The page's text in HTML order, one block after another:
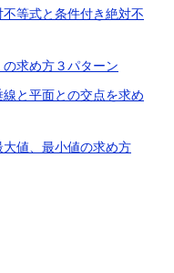
等式と条件付き絶対不
求め方３パターン
と平面との交点を求め
値、最小値の求め方